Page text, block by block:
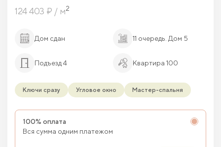
124 403 ₽ / м2
Дом сдан 11 очередь. Дом 5
Подъезд 4 Квартира 100
Ключи сразу Угловое окно Мастер-спальня
100% оплата
Вся сумма одним платежом